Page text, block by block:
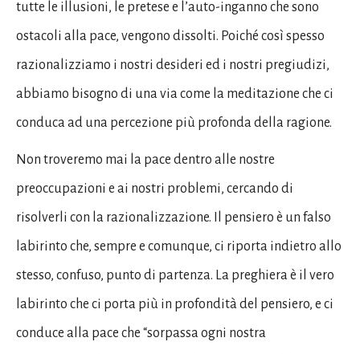
tutte le illusioni, le pretese e l’auto-inganno che sono
ostacoli alla pace, vengono dissolti. Poiché così spesso
razionalizziamo i nostri desideri ed i nostri pregiudizi,
abbiamo bisogno di una via come la meditazione che ci
conduca ad una percezione più profonda della ragione.
Non troveremo mai la pace dentro alle nostre
preoccupazioni e ai nostri problemi, cercando di
risolverli con la razionalizzazione. Il pensiero è un falso
labirinto che, sempre e comunque, ci riporta indietro allo
stesso, confuso, punto di partenza. La preghiera è il vero
labirinto che ci porta più in profondità del pensiero, e ci
conduce alla pace che “sorpassa ogni nostra